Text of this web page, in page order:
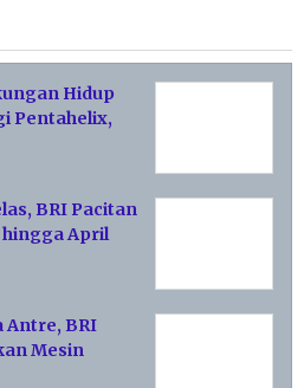
Hidup
Pentahelix,
BRI Pacitan
hingga April
Antre, BRI
Mesin